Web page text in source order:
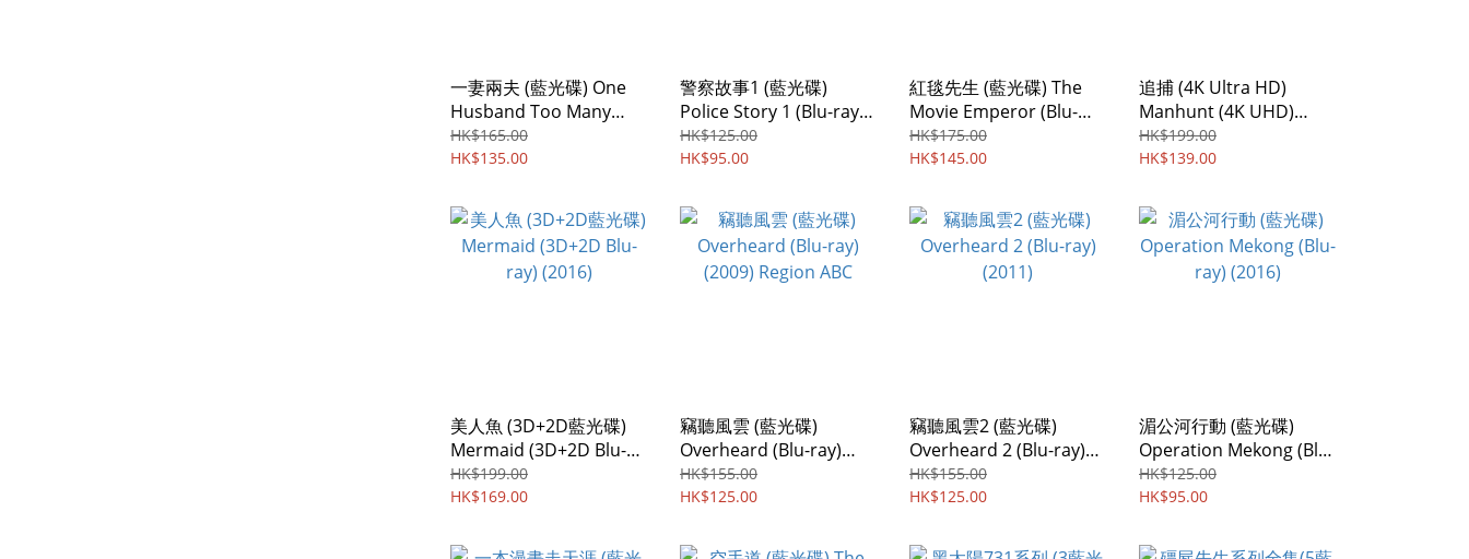
一妻兩夫 (藍光碟) One
Husband Too Many
(Blu-ray) (1988)
HK$165.00
HK$135.00
警察故事1 (藍光碟)
Police Story 1 (Blu-ray)
(1985)
HK$125.00
HK$95.00
紅毯先生 (藍光碟) The
Movie Emperor (Blu-
ray) (2024)
HK$175.00
HK$145.00
追捕 (4K Ultra HD)
Manhunt (4K UHD)
(2017) 1-Disc
HK$199.00
HK$139.00
美人魚 (3D+2D藍光碟)
Mermaid (3D+2D Blu-
ray) (2016)
HK$199.00
HK$169.00
竊聽風雲 (藍光碟)
Overheard (Blu-ray)
(2009) Region ABC
HK$155.00
HK$125.00
竊聽風雲2 (藍光碟)
Overheard 2 (Blu-ray)
(2011)
HK$155.00
HK$125.00
湄公河行動 (藍光碟)
Operation Mekong (Blu-
ray) (2016)
HK$125.00
HK$95.00